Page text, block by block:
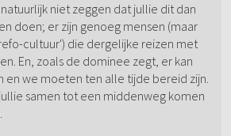
niet zeggen dat jullie dit dan
doen; er zijn genoeg mensen (maar
cultuur') die dergelijke reizen met
En, zoals de dominee zegt, er kan
en we moeten ten alle tijde bereid zijn.
samen tot een middenweg komen